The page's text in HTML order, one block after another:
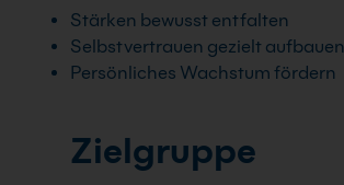
Stärken bewusst entfalten
Selbstvertrauen gezielt aufbauen
Persönliches Wachstum fördern
Zielgruppe